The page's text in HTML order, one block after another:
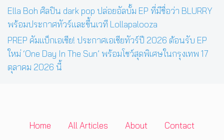
Ella Boh ศิลปิน dark pop ปล่อยอัลบั้ม EP ที่มีชื่อว่า BLURRY
พร้อมประกาศทัวร์และขึ้นเวที Lollapalooza
PREP คัมแบ็กเอเชีย! ประกาศเอเชียทัวร์ปี 2026 ต้อนรับ EP
ใหม่ ‘One Day In The Sun’ พร้อมโชว์สุดพิเศษในกรุงเทพ 17
ตุลาคม 2026 นี้
Home All Articles About Contact